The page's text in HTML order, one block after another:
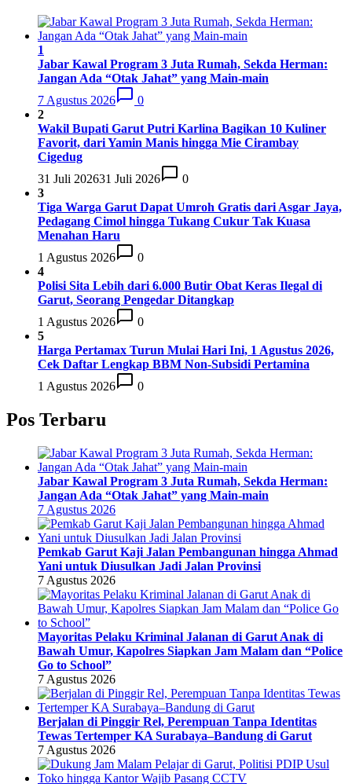
1
Jabar Kawal Program 3 Juta Rumah, Sekda Herman:
Jangan Ada “Otak Jahat” yang Main-main
7 Agustus 2026
0
2
Wakil Bupati Garut Putri Karlina Bagikan 10 Kuliner
Favorit, dari Yamin Manis hingga Mie Cirambay
Cigedug
31 Juli 202631 Juli 2026
0
3
Tiga Warga Garut Dapat Umroh Gratis dari Asgar Jaya,
Pedagang Cimol hingga Tukang Cukur Tak Kuasa
Menahan Haru
1 Agustus 2026
0
4
Polisi Sita Lebih dari 6.000 Butir Obat Keras Ilegal di
Garut, Seorang Pengedar Ditangkap
1 Agustus 2026
0
5
Harga Pertamax Turun Mulai Hari Ini, 1 Agustus 2026,
Cek Daftar Lengkap BBM Non-Subsidi Pertamina
1 Agustus 2026
0
Pos Terbaru
Jabar Kawal Program 3 Juta Rumah, Sekda Herman:
Jangan Ada “Otak Jahat” yang Main-main
7 Agustus 2026
Pemkab Garut Kaji Jalan Pembangunan hingga Ahmad
Yani untuk Diusulkan Jadi Jalan Provinsi
7 Agustus 2026
Mayoritas Pelaku Kriminal Jalanan di Garut Anak di
Bawah Umur, Kapolres Siapkan Jam Malam dan “Police
Go to School”
7 Agustus 2026
Berjalan di Pinggir Rel, Perempuan Tanpa Identitas
Tewas Tertemper KA Surabaya–Bandung di Garut
7 Agustus 2026